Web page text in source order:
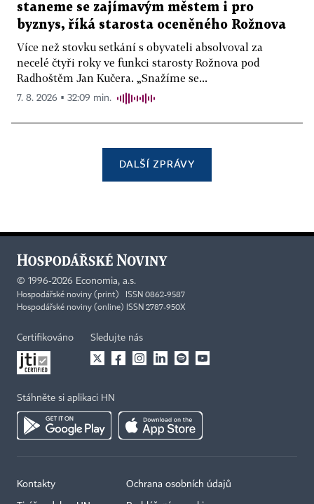
staneme se zajímavým městem i pro
byznys, říká starosta oceněného Rožnova
Více než stovku setkání s obyvateli absolvoval za
necelé čtyři roky ve funkci starosty Rožnova pod
Radhoštěm Jan Kučera. „Snažíme se...
7. 8. 2026 ▪ 32:09 min.
DALŠÍ ZPRÁVY
© 1996-2026 Economia, a.s.
Hospodářské noviny (print) ISSN 0862-9587
Hospodářské noviny (online) ISSN 2787-950X
Certifikováno Sledujte nás
Stáhněte si aplikaci HN
Kontakty Ochrana osobních údajů